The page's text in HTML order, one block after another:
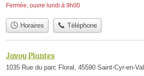
Fermée, ouvre lundi à 9h00
Horaires Téléphone
Javoy Plantes
1035 Rue du parc Floral, 45590 Saint-Cyr-en-Val